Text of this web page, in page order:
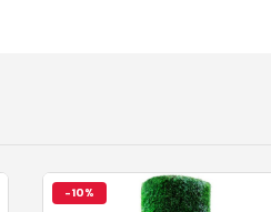
-10%